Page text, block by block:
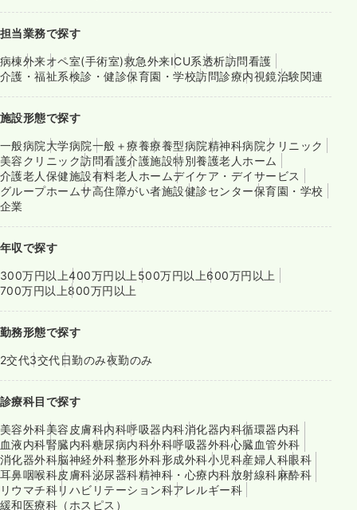
担当業務で探す
病棟外来オペ室(手術室)救急外来ICU系透析訪問看護
介護・福祉系検診・健診保育園・学校訪問診療内視鏡治験関連
施設形態で探す
一般病院大学病院一般＋療養療養型病院精神科病院クリニック
美容クリニック訪問看護介護施設特別養護老人ホーム
介護老人保健施設有料老人ホームデイケア・デイサービス
グループホームサ高住障がい者施設健診センター保育園・学校
企業
年収で探す
300万円以上400万円以上 500万円以上600万円以上
700万円以上800万円以上
勤務形態で探す
2交代3交代日勤のみ夜勤のみ
診療科目で探す
美容外科美容皮膚科内科呼吸器内科消化器内科循環器内科
血液内科腎臓内科糖尿病内科外科呼吸器外科心臓血管外科
消化器外科脳神経外科整形外科形成外科小児科産婦人科眼科
耳鼻咽喉科皮膚科泌尿器科精神科・心療内科放射線科麻酔科
リウマチ科リハビリテーション科アレルギー科
緩和医療科（ホスピス）